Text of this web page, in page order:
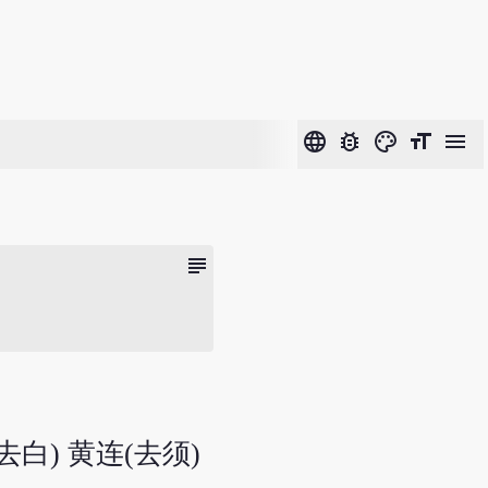
language bug_report color_lens format_size menu
subject
白) 黄连(去须)